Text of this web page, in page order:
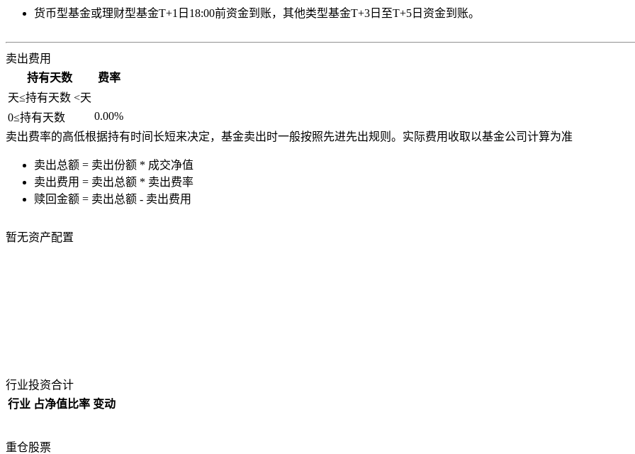
货币型基金或理财型基金T+1日18:00前资金到账，其他类型基金T+3日至T+5日资金到账。
卖出费用
持有天数
费率
天≤持有天数 <天
0≤持有天数
0.00%
卖出费率的高低根据持有时间长短来决定，基金卖出时一般按照先进先出规则。实际费用收取以基金公司计算为准
卖出总额 = 卖出份额 * 成交净值
卖出费用 = 卖出总额 * 卖出费率
赎回金额 = 卖出总额 - 卖出费用
暂无资产配置
行业投资合计
行业 占净值比率 变动
重仓股票